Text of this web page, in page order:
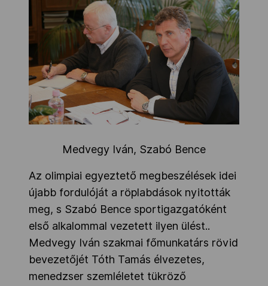
Adatbank
Medvegy Iván, Szabó Bence
Az olimpiai egyeztető megbeszélések idei
újabb fordulóját a röplabdások nyitották
meg, s Szabó Bence sportigazgatóként
első alkalommal vezetett ilyen ülést..
Medvegy Iván szakmai főmunkatárs rövid
bevezetőjét Tóth Tamás élvezetes,
menedzser szemléletet tükröző